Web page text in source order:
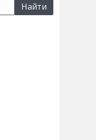
Найти